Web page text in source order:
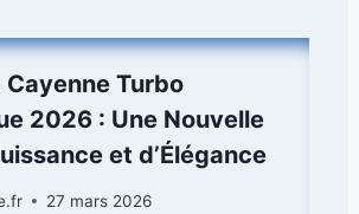
Cayenne Turbo
2026 : Une Nouvelle
et d’Élégance
27 mars 2026